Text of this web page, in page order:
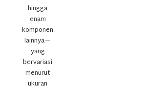
hingga
enam
komponen
lainnya—
yang
bervariasi
menurut
ukuran